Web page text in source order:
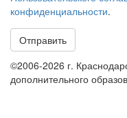
конфиденциальности.
©2006-2026 г.
дополнительного